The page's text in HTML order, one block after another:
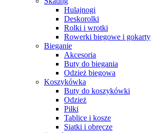
Hulajnogi
Deskorolki
Rolki i wrotki
Rowerki biegowe i gokarty
Bieganie
Akcesoria
Buty do biegania
Odzież biegowa
Koszykówka
Buty do koszykówki
Odzież
Piłki
Tablice i kosze
Siatki i obręcze